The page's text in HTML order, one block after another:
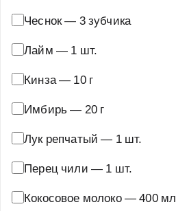
Чеснок— 3 зубчика
Лайм — 1 шт.
Кинза— 10 г
Имбирь — 20 г
Лук репчатый — 1 шт.
Перец чили — 1 шт.
Кокосовое молоко—400 мл